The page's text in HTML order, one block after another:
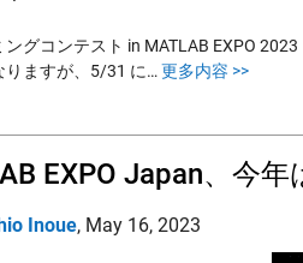
グコンテスト in MATLAB EXPO 2023
りますが、5/31 に… 更多内容 >>
EXPO Japan、今
Inoue, May 16, 2023